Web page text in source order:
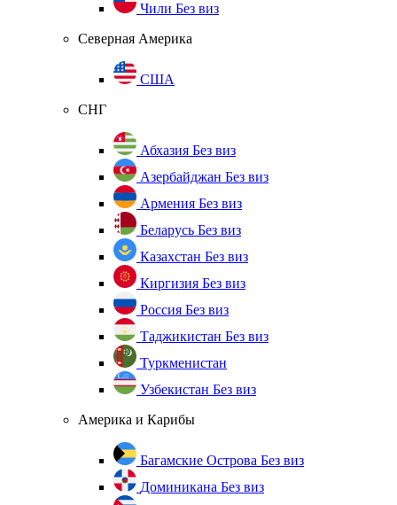
Чили Без виз
Северная Америка
США
СНГ
Абхазия Без виз
Азербайджан Без виз
Армения Без виз
Беларусь Без виз
Казахстан Без виз
Киргизия Без виз
Россия Без виз
Таджикистан Без виз
Туркменистан
Узбекистан Без виз
Америка и Карибы
Багамские Острова Без виз
Доминикана Без виз